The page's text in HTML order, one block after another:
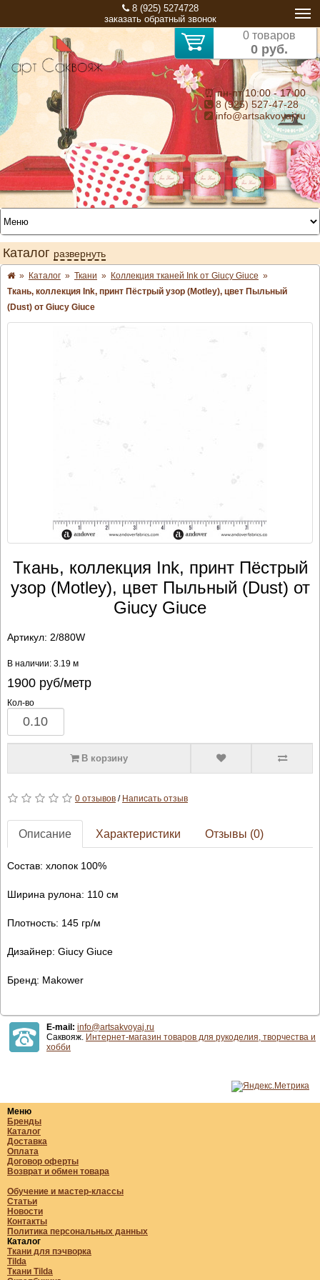
8 (925) 5274728
заказать обратный звонок
0 товаров
0 руб.
⏰ пн-пт 10:00 - 17:00
8 (925) 527-47-28
info@artsakvoyaj.ru
Каталог развернуть
» Каталог » Ткани » Коллекция тканей Ink от Giucy Giuce »
Ткань, коллекция Ink, принт Пёстрый узор (Motley), цвет Пыльный
(Dust) от Giucy Giuce
Ткань, коллекция Ink, принт Пёстрый
узор (Motley), цвет Пыльный (Dust) от
Giucy Giuce
Артикул: 2/880W
В наличии: 3.19 м
1900руб/метр
Кол-во
В корзину
0 отзывов/ Написать отзыв
Описание Характеристики Отзывы (0)
Состав: хлопок 100%
Ширина рулона: 110 см
Плотность: 145 гр/м
Дизайнер: Giucy Giuce
Бренд: Makower
E-mail: info@artsakvoyaj.ru
Саквояж. Интернет-магазин товаров для рукоделия, творчества и
хобби
Меню
Бренды
Каталог
Доставка
Оплата
Договор оферты
Возврат и обмен товара
Обучение и мастер-классы
Статьи
Новости
Контакты
Политика персональных данных
Каталог
Ткани для пэчворка
Tilda
Ткани Tilda